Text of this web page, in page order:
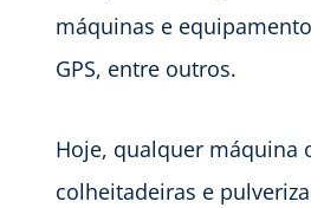
máquinas e
GPS, entre outros.
Hoje, qualquer máquina
colheitadeiras e